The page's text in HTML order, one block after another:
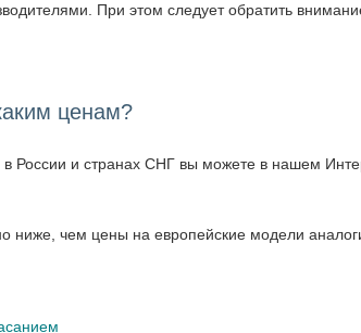
При этом следует обратить
ценам?
и странах СНГ вы можете в нашем
чем цены на европейские модели